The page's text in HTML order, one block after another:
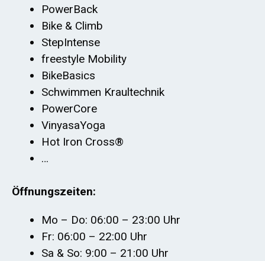
PowerBack
Bike & Climb
StepIntense
freestyle Mobility
BikeBasics
Schwimmen Kraultechnik
PowerCore
VinyasaYoga
Hot Iron Cross®
…
Öffnungszeiten:
Mo – Do: 06:00 – 23:00 Uhr
Fr: 06:00 – 22:00 Uhr
Sa & So: 9:00 – 21:00 Uhr